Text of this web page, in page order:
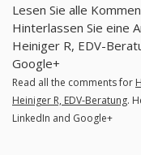
Lesen Sie alle
Hinterlassen Sie eine
Heiniger R, EDV-
Google+
Read all the comments for
Heiniger R, EDV-Beratung.
LinkedIn and Google+